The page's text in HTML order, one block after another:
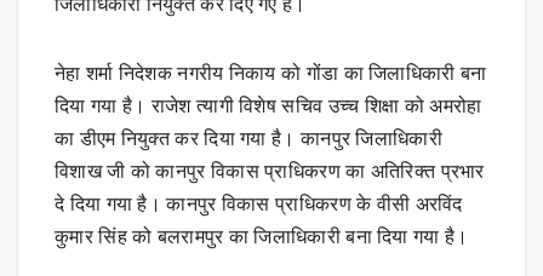
नेहा शर्मा निदेशक नगरीय निकाय को गोंडा का जिलाधिकारी बना
दिया गया है। राजेश त्यागी विशेष सचिव उच्च शिक्षा को अमरोहा
का डीएम नियुक्त कर दिया गया है। कानपुर जिलाधिकारी
विशाख जी को कानपुर विकास प्राधिकरण का अतिरिक्त प्रभार
दे दिया गया है। कानपुर विकास प्राधिकरण के वीसी अरविंद
कुमार सिंह को बलरामपुर का जिलाधिकारी बना दिया गया है।